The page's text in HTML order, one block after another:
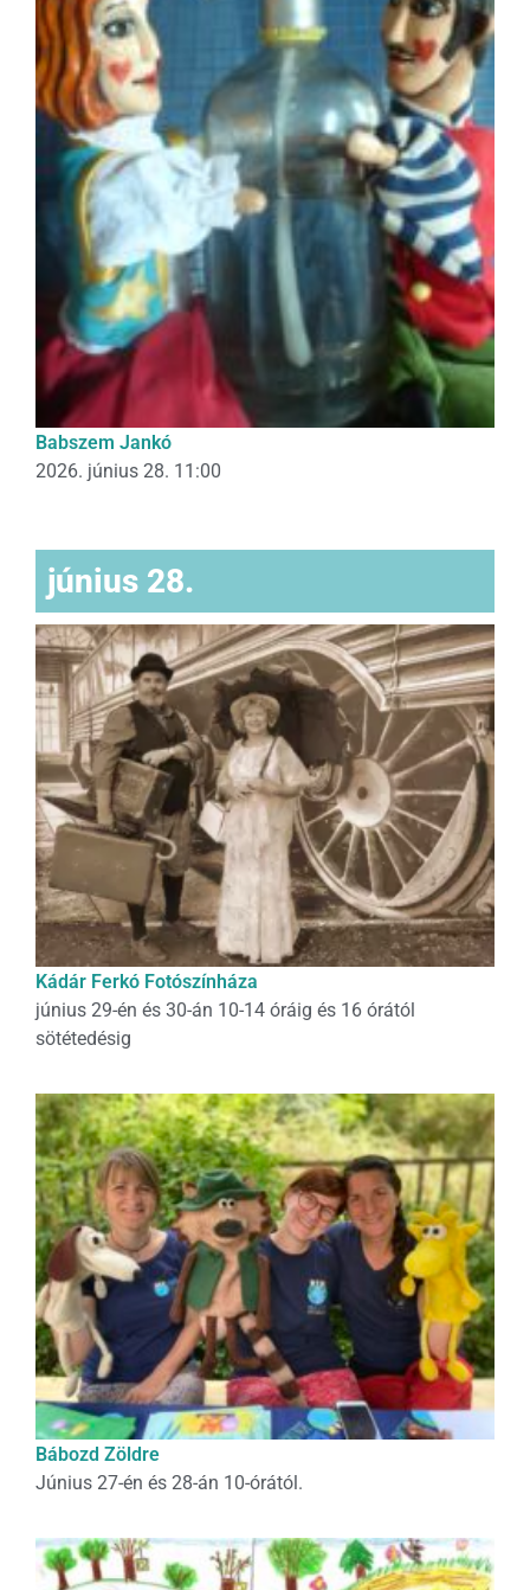
Babszem Jankó
2026. június 28. 11:00
június 28.
Kádár Ferkó Fotószínháza
június 29-én és 30-án 10-14 óráig és 16 órától
sötétedésig
Bábozd Zöldre
Június 27-én és 28-án 10-órától.